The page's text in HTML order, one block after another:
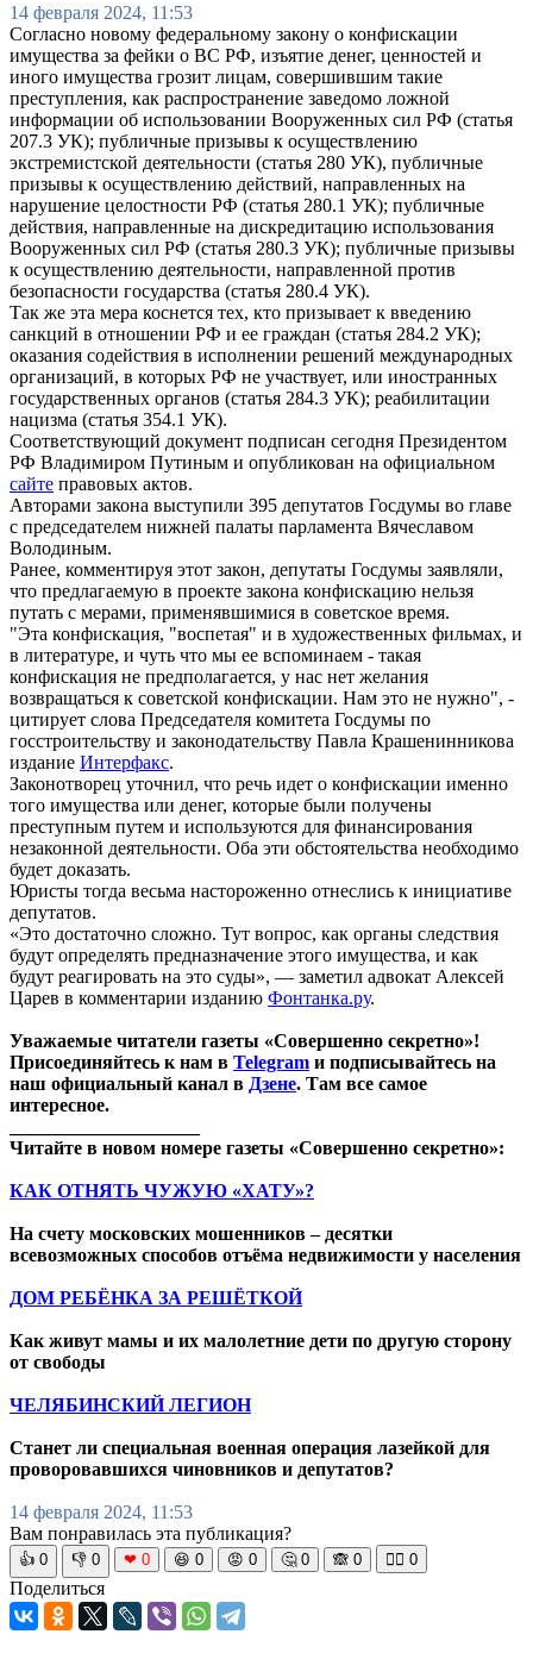
14 февраля 2024, 11:53
Согласно новому федеральному закону о конфискации
имущества за фейки о ВС РФ, изъятие денег, ценностей и
иного имущества грозит лицам, совершившим такие
преступления, как распространение заведомо ложной
информации об использовании Вооруженных сил РФ (статья
207.3 УК); публичные призывы к осуществлению
экстремистской деятельности (статья 280 УК), публичные
призывы к осуществлению действий, направленных на
нарушение целостности РФ (статья 280.1 УК); публичные
действия, направленные на дискредитацию использования
Вооруженных сил РФ (статья 280.3 УК); публичные призывы
к осуществлению деятельности, направленной против
безопасности государства (статья 280.4 УК).
Так же эта мера коснется тех, кто призывает к введению
санкций в отношении РФ и ее граждан (статья 284.2 УК);
оказания содействия в исполнении решений международных
организаций, в которых РФ не участвует, или иностранных
государственных органов (статья 284.3 УК); реабилитации
нацизма (статья 354.1 УК).
Соответствующий документ подписан сегодня Президентом
РФ Владимиром Путиным и опубликован на официальном
сайте правовых актов.
Авторами закона выступили 395 депутатов Госдумы во главе
с председателем нижней палаты парламента Вячеславом
Володиным.
Ранее, комментируя этот закон, депутаты Госдумы заявляли,
что предлагаемую в проекте закона конфискацию нельзя
путать с мерами, применявшимися в советское время.
"Эта конфискация, "воспетая" и в художественных фильмах, и
в литературе, и чуть что мы ее вспоминаем - такая
конфискация не предполагается, у нас нет желания
возвращаться к советской конфискации. Нам это не нужно", -
цитирует слова Председателя комитета Госдумы по
госстроительству и законодательству Павла Крашенинникова
издание Интерфакс.
Законотворец уточнил, что речь идет о конфискации именно
того имущества или денег, которые были получены
преступным путем и используются для финансирования
незаконной деятельности. Оба эти обстоятельства необходимо
будет доказать.
Юристы тогда весьма настороженно отнеслись к инициативе
депутатов.
«Это достаточно сложно. Тут вопрос, как органы следствия
будут определять предназначение этого имущества, и как
будут реагировать на это суды», — заметил адвокат Алексей
Царев в комментарии изданию Фонтанка.ру.
Уважаемые читатели газеты «Совершенно секретно»!
Присоединяйтесь к нам в Telegram и подписывайтесь на
наш официальный канал в Дзене. Там все самое
интересное.
Читайте в новом номере газеты «Совершенно секретно»:
КАК ОТНЯТЬ ЧУЖУЮ «ХАТУ»?
На счету московских мошенников – десятки
всевозможных способов отъёма недвижимости у населения
ДОМ РЕБЁНКА ЗА РЕШЁТКОЙ
Как живут мамы и их малолетние дети по другую сторону
от свободы
ЧЕЛЯБИНСКИЙ ЛЕГИОН
Станет ли специальная военная операция лазейкой для
проворовавшихся чиновников и депутатов?
14 февраля 2024, 11:53
Вам понравилась эта публикация?
👍 0 👎 0 ❤ 0 😆 0 😡 0 🤔 0 🙈 0 🧘‍♀️ 0
Поделиться